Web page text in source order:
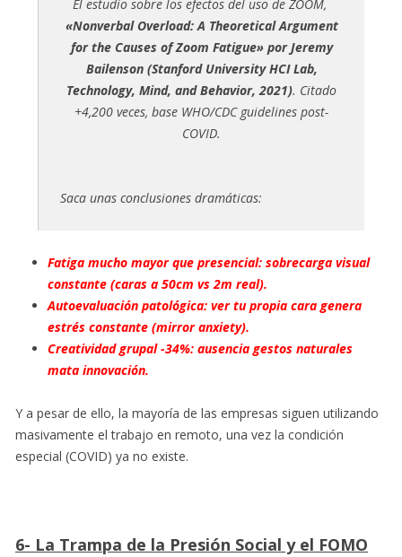
El estudio sobre los efectos del uso de ZOOM,
«Nonverbal Overload: A Theoretical Argument
for the Causes of Zoom Fatigue» por Jeremy
Bailenson (Stanford University HCI Lab,
Technology, Mind, and Behavior, 2021). Citado
+4,200 veces, base WHO/CDC guidelines post-
COVID.
Saca unas conclusiones dramáticas:
Fatiga mucho mayor que presencial: sobrecarga visual
constante (caras a 50cm vs 2m real).
Autoevaluación patológica: ver tu propia cara genera
estrés constante (mirror anxiety).
Creatividad grupal -34%: ausencia gestos naturales
mata innovación.
Y a pesar de ello, la mayoría de las empresas siguen utilizando
masivamente el trabajo en remoto, una vez la condición
especial (COVID) ya no existe.
6- La Trampa de la Presión Social y el FOMO